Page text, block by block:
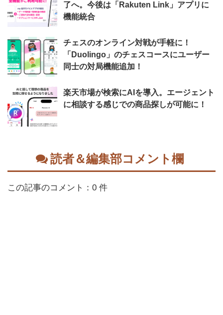
了へ。今後は「Rakuten Link」アプリに
機能統合
チェスのオンライン対戦が手軽に！
「Duolingo」のチェスコースにユーザー
同士の対局機能追加！
楽天市場が検索にAIを導入。エージェント
に相談する感じでの商品探しが可能に！
読者＆編集部コメント欄
この記事のコメント：0 件